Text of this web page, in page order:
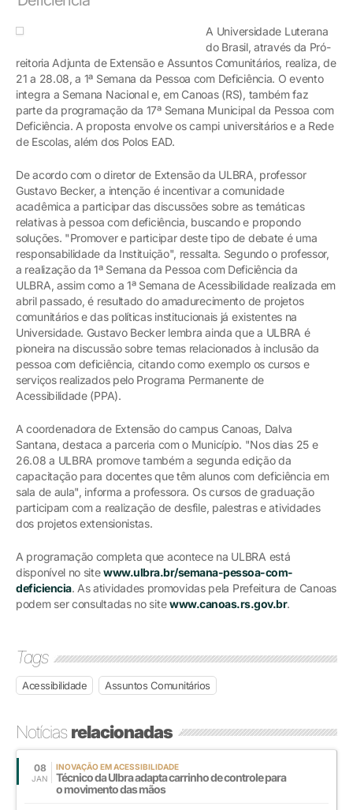
A Universidade Luterana
do Brasil, através da Pró-
reitoria Adjunta de Extensão e Assuntos Comunitários, realiza, de
21 a 28.08, a 1ª Semana da Pessoa com Deficiência. O evento
integra a Semana Nacional e, em Canoas (RS), também faz
parte da programação da 17ª Semana Municipal da Pessoa com
Deficiência. A proposta envolve os campi universitários e a Rede
de Escolas, além dos Polos EAD.
De acordo com o diretor de Extensão da ULBRA, professor
Gustavo Becker, a intenção é incentivar a comunidade
acadêmica a participar das discussões sobre as temáticas
relativas à pessoa com deficiência, buscando e propondo
soluções. "Promover e participar deste tipo de debate é uma
responsabilidade da Instituição", ressalta. Segundo o professor,
a realização da 1ª Semana da Pessoa com Deficiência da
ULBRA, assim como a 1ª Semana de Acessibilidade realizada em
abril passado, é resultado do amadurecimento de projetos
comunitários e das políticas institucionais já existentes na
Universidade. Gustavo Becker lembra ainda que a ULBRA é
pioneira na discussão sobre temas relacionados à inclusão da
pessoa com deficiência, citando como exemplo os cursos e
serviços realizados pelo Programa Permanente de
Acessibilidade (PPA).
A coordenadora de Extensão do campus Canoas, Dalva
Santana, destaca a parceria com o Município. "Nos dias 25 e
26.08 a ULBRA promove também a segunda edição da
capacitação para docentes que têm alunos com deficiência em
sala de aula", informa a professora. Os cursos de graduação
participam com a realização de desfile, palestras e atividades
dos projetos extensionistas.
A programação completa que acontece na ULBRA está
disponível no sitewww.ulbra.br/semana-pessoa-com-
deficiencia. As atividades promovidas pela Prefeitura de Canoas
podem ser consultadas no sitewww.canoas.rs.gov.br.
Tags
Acessibilidade Assuntos Comunitários
Notíciasrelacionadas
08
JAN
INOVAÇÃO EM ACESSIBILIDADE
Técnico da Ulbra adapta carrinho de controle para
o movimento das mãos